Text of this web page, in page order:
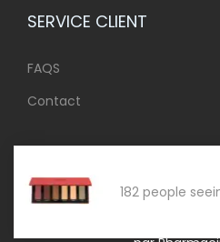
SERVICE CLIENT
FAQS
Contact
182 people